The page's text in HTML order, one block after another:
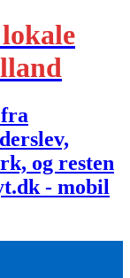
og resten
- mobil